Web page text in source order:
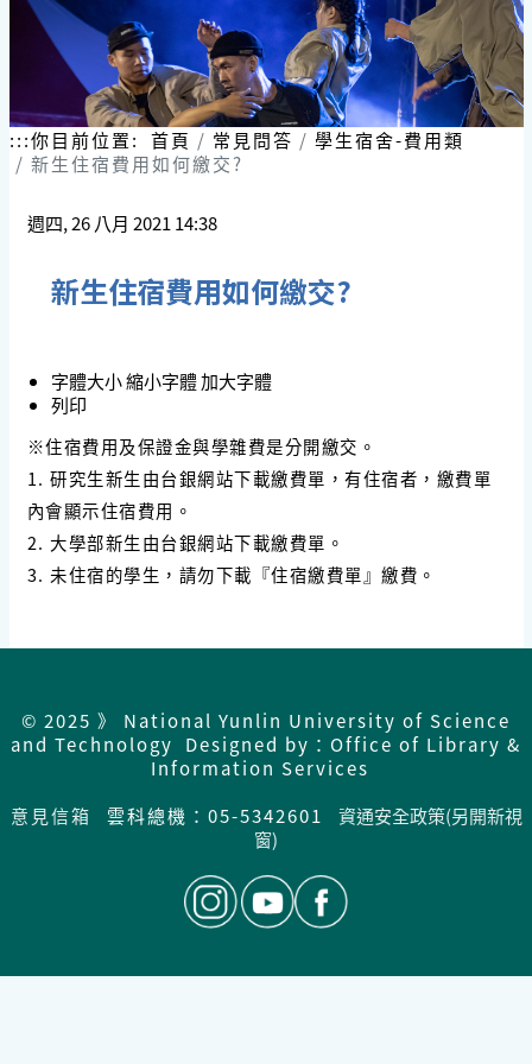
:::你目前位置: 首頁 常見問答
學生宿舍-費用類
新生住宿費用如何繳交?
週四, 26 八月 2021 14:38
新生住宿費用如何繳交?
字體大小縮小字體加大字體
列印
※住宿費用及保證金與學雜費是分開繳交。
1. 研究生新生由台銀網站下載繳費單，有住宿者，繳費單
內會顯示住宿費用。
2. 大學部新生由台銀網站下載繳費單。
3. 未住宿的學生，請勿下載『住宿繳費單』繳費。
© 2025 》 National Yunlin University of Science
and Technology Designed by：Office of Library &
Information Services
意見信箱
雲科總機：05-5342601
資通安全政策(另開新視
窗)